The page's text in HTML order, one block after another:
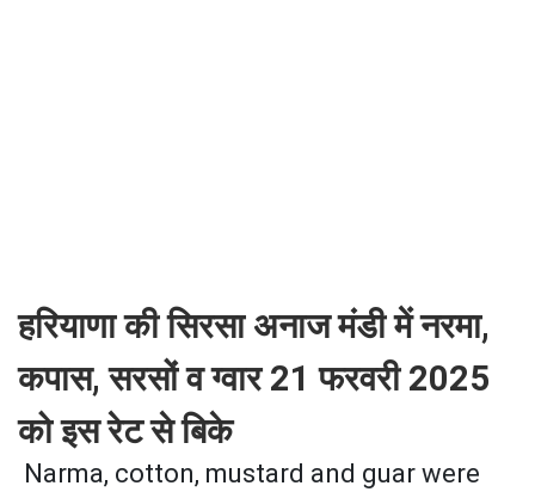
हरियाणा की सिरसा अनाज मंडी में नरमा,
कपास, सरसों व ग्वार 21 फरवरी 2025
को इस रेट से बिके
Narma, cotton, mustard and guar were